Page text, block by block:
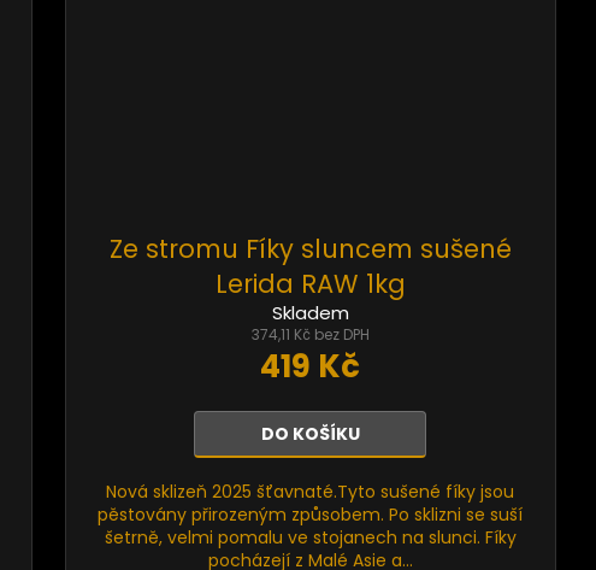
Ze stromu Fíky sluncem sušené
Lerida RAW 1kg
Skladem
374,11 Kč bez DPH
419 Kč
DO KOŠÍKU
Nová sklizeň 2025 šťavnaté.Tyto sušené fíky jsou
pěstovány přirozeným způsobem. Po sklizni se suší
šetrně, velmi pomalu ve stojanech na slunci. Fíky
pocházejí z Malé Asie a...